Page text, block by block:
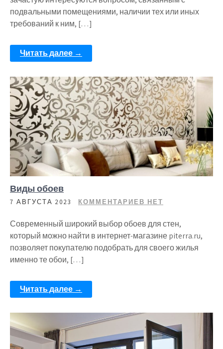
подвальными помещениями, наличии тех или иных
требований к ним, […]
Читать далее →
Виды обоев
7 АВГУСТА 2023 КОММЕНТАРИЕВ НЕТ
Современный широкий выбор обоев для стен,
который можно найти в интернет-магазине piterra.ru,
позволяет покупателю подобрать для своего жилья
именно те обои, […]
Читать далее →